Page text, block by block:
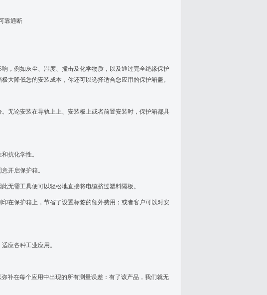
靠通断
，例如灰尘、湿度、撞击及化学物质，以及通过完全绝缘保护
大降低您的安装成本，你还可以选择适合您应用的保护箱盖。
无论安装在导轨上上、安装板上或者前置安装时，保护箱都具
抗化学性。
开启保护箱。
无需工具便可以轻松地直接将电缆挤过塑料隔板。
在保护箱上，节省了设置标签的额外费用；或者客户可以对安
应各种工业应用。
补在每个应用中出现的所有测量误差：有了该产品，我们就无